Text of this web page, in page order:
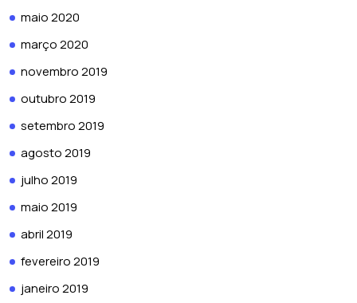
maio 2020
março 2020
novembro 2019
outubro 2019
setembro 2019
agosto 2019
julho 2019
maio 2019
abril 2019
fevereiro 2019
janeiro 2019